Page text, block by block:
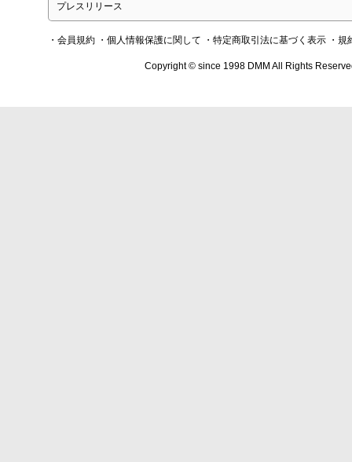
プレスリリース
・会員規約 ・個人情報保護に関して ・特定商取引法に基づく表示 ・規
Copyright © since 1998 DMM All Rights